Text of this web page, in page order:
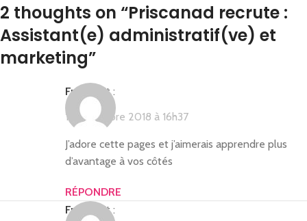
2 thoughts on “Priscanad recrute :
Assistant(e) administratif(ve) et
marketing”
Frebo
dit :
17 novembre 2018 à 16h37
J’adore cette pages et j’aimerais apprendre plus
d’avantage à vos côtés
RÉPONDRE
Frebo
dit :